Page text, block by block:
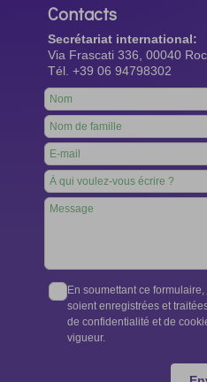
Contacts
Secrétariat international:
Via Frascati 336, 00040
Tél. +39 06 94798302
Leave
this
field
blank
En soumettant ce
soient enregistrées et
de confidentialité et de
vigueur.